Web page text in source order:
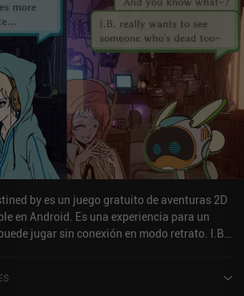
pero iluminado por un rayo de esperanza.
comienzan su relación con
de encariñarse poco a poco, formando
resulta gratamente satisfactorio de
of Whispers nos permite jugar gratis al
único iAP de 1,99 $ que desbloquea el
adicionales proporcionan objetos
o pistas de audio, y una moneda premium
fragmentos adicionales de la historia.
necesarios se pueden conseguir
estos iAP adicionales es necesario.No
sorprenda por su jugabilidad, pero si te
en escenarios atmosféricos,
a OPUS.
by es un juego gratuito de aventuras 2D
en Android. Es una experiencia para un
jugar sin conexión en modo retrato. I.B.